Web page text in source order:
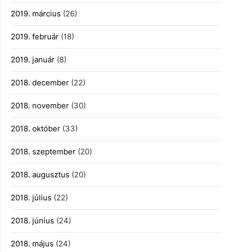
2019. március (26)
2019. február (18)
2019. január (8)
2018. december (22)
2018. november (30)
2018. október (33)
2018. szeptember (20)
2018. augusztus (20)
2018. július (22)
2018. június (24)
2018. május (24)